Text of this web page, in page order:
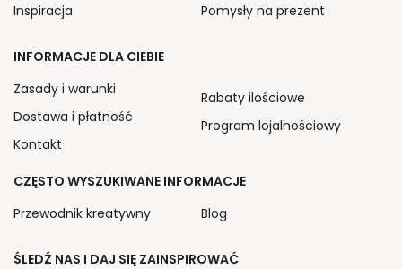
ŚLEDŹ NAS I DAJ SIĘ ZAINSPIROWAĆ
Inspiracja
Pomysły na prezent
INFORMACJE DLA CIEBIE
Zasady i warunki
Dostawa i płatność
Kontakt
Rabaty ilościowe
Program lojalnościowy
CZĘSTO WYSZUKIWANE INFORMACJE
Przewodnik kreatywny
Blog